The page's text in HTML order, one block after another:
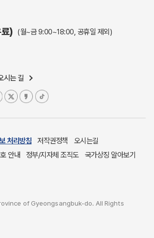
개
산제도
시책
지원센터
보수 안내
) (월~금 9:00~18:00, 공휴일 제외)
시는 길
처리방침 저작권정책
오시는길
안내
정부/지자체 조직도 국가상징 알아보기
of Gyeongsangbuk-do. All Rights